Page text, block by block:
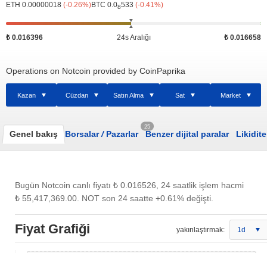
ETH 0.00000018 (-0.26%)BTC 0.08533 (-0.41%)
₺ 0.016396 24s Aralığı ₺ 0.016658
Operations on Notcoin provided by CoinPaprika
Kazan Cüzdan Satın Alma Sat Market
Genel bakış Borsalar/Pazarlar
25
Benzer dijital paralar Likidite
Bugün Notcoin canlı fiyatı ₺ 0.016526 , 24 saatlik işlem hacmi
₺ 55,417,369.00 . NOT son 24 saatte +0.61% değişti.
Fiyat Grafiği yakınlaştırmak: 1d